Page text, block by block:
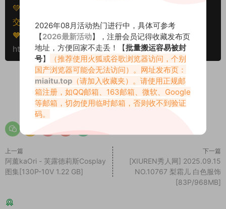
💚本文资源均来源网友分享，若侵犯了您的权益可以提
交工单处理。
🧡转载请注明出处！原文链接：
https://www.miaitu.net/78945.html
0 0
上一篇
阿薰kaOri - 芙露德莉斯Cosplay
图集[130P-10V 1.22 GB]
下一篇
[XIUREN秀人网] 2025.09.15
NO.10767 梨霜儿 白色服饰
[83P/968MB]
2026年08月活动热门进行中，具体可参考
【2026最新活动】，注册会员记得收藏发布页
地址，方便回家不走丢！【批量搬运容易被封
号】
（推荐使用火狐或谷歌浏览器访问，个别
国产浏览器可能会无法访问）。网址发布页：
miaitu.top （请加入收藏夹）。请使用正规邮
箱注册，如QQ邮箱、163邮箱、微软、Google
等邮箱，切勿使用临时邮箱，否则收不到验证
码。